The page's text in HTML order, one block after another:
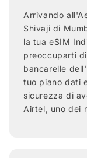
Arrivando
Shivaji di
la tua eSIM
preoccuparti
bancarelle
tuo piano dati
sicurezza di
Airtel, uno dei